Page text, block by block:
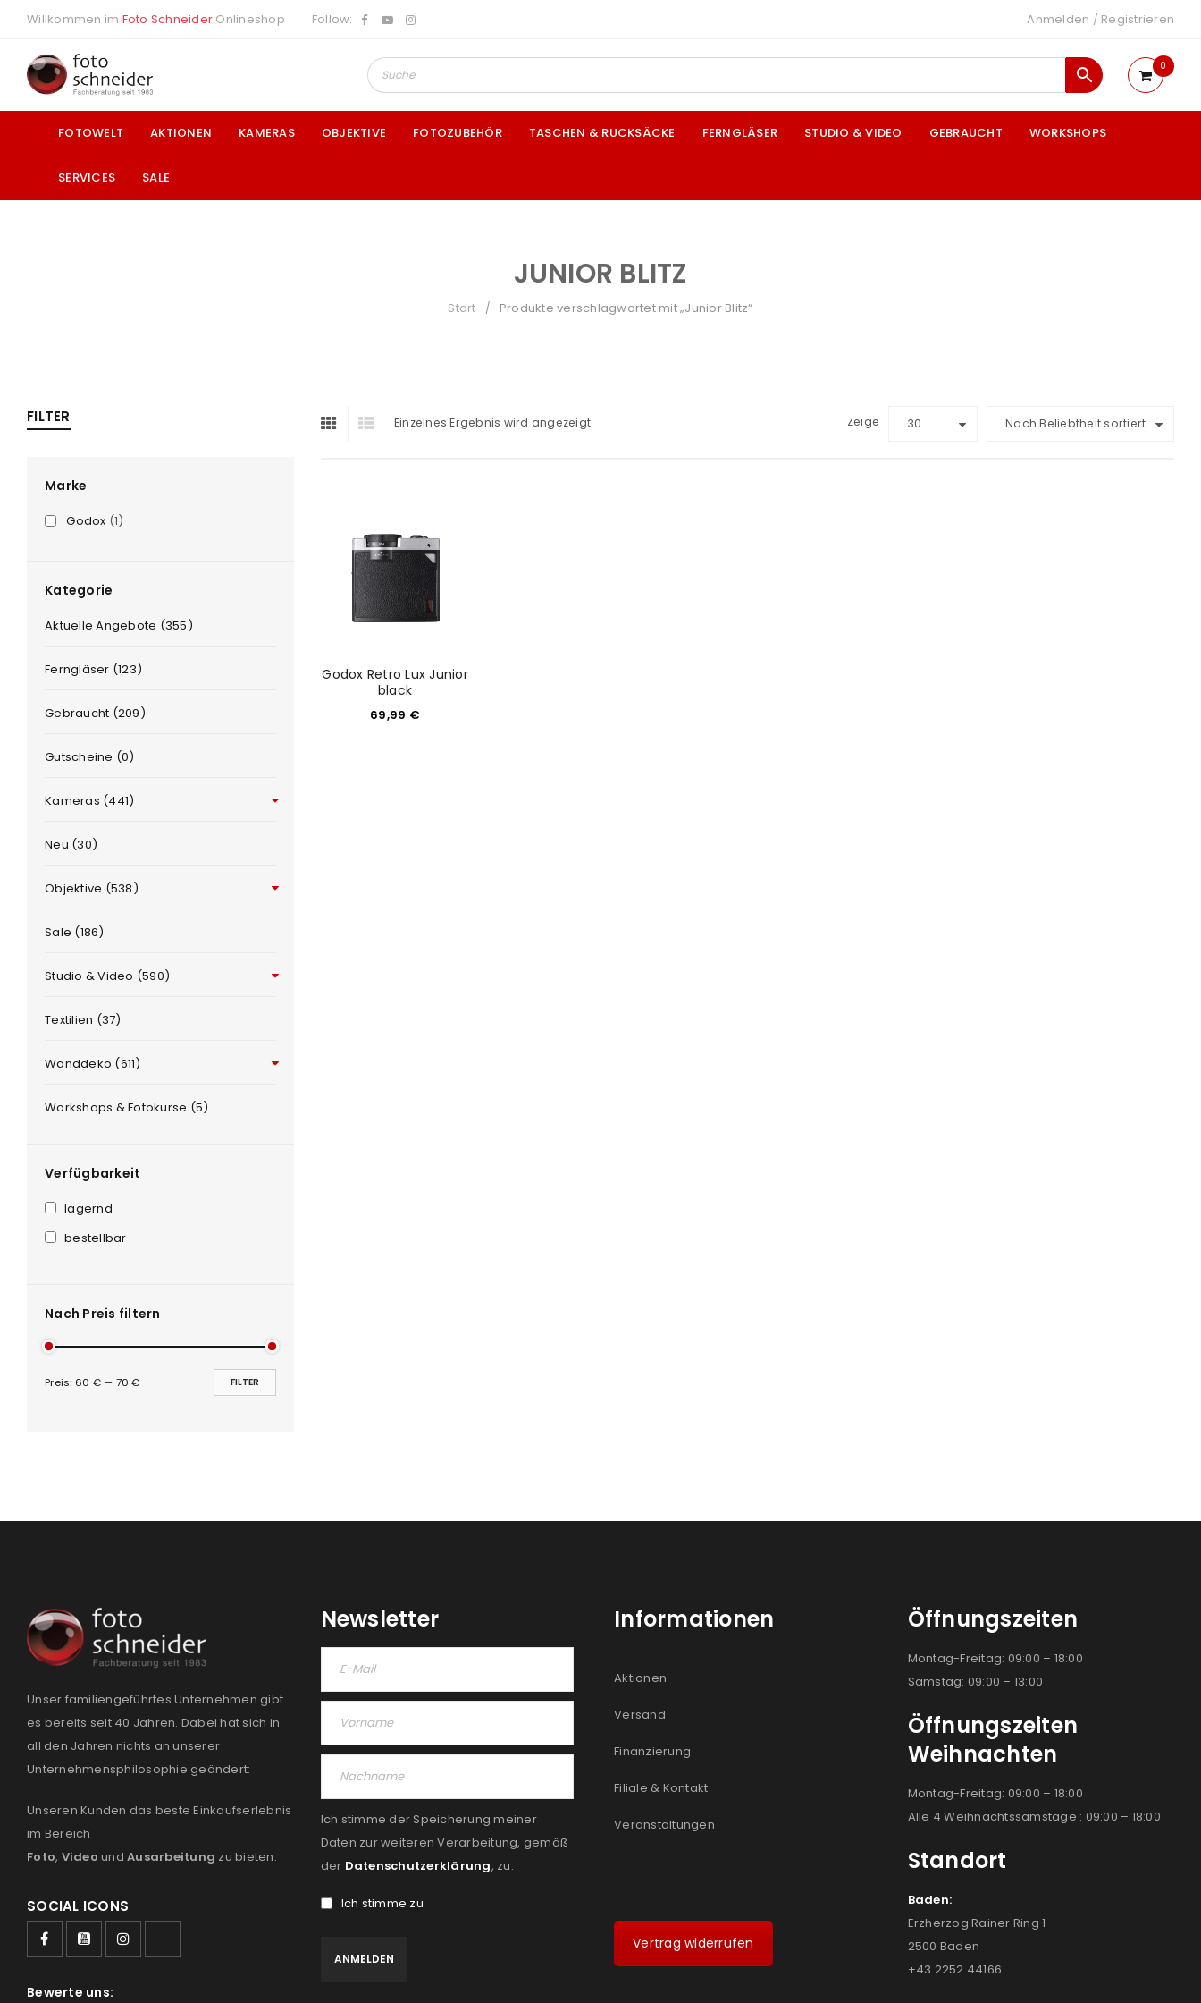
Passwort
Willkommen im Foto Schneider Onlineshop Follow: Anmelden / Registrieren
0
FOTOWELT AKTIONEN KAMERAS OBJEKTIVE FOTOZUBEHÖR TASCHEN & RUCKSÄCKE FERNGLÄSER STUDIO & VIDEO GEBRAUCHT WORKSHOPS
SERVICES SALE
JUNIOR BLITZ
Start / Produkte verschlagwortet mit „Junior Blitz“
FILTER
Marke
Godox (1)
Kategorie
Aktuelle Angebote (355)
Ferngläser (123)
Gebraucht (209)
Gutscheine (0)
Kameras (441)
Neu (30)
Objektive (538)
Sale (186)
Studio & Video (590)
Textilien (37)
Wanddeko (611)
Workshops & Fotokurse (5)
Verfügbarkeit
lagernd
bestellbar
Nach Preis filtern
FILTER
Preis: 60 €— 70 €
Einzelnes Ergebnis wird angezeigt Nach Beliebtheit sortiert
Zeige 30
Godox Retro Lux Junior
black
69,99 €
Unser familiengeführtes Unternehmen gibt
es bereits seit 40 Jahren. Dabei hat sich in
all den Jahren nichts an unserer
Unternehmensphilosophie geändert:
Unseren Kunden das beste Einkaufserlebnis
im Bereich
Foto, Video und Ausarbeitung zu bieten.
SOCIAL ICONS
Bewerte uns:
Newsletter
Ich stimme der Speicherung meiner
Daten zur weiteren Verarbeitung, gemäß
der Datenschutzerklärung, zu:
Ich stimme zu
Informationen
Aktionen
Versand
Finanzierung
Filiale & Kontakt
Veranstaltungen
Vertrag widerrufen
Öffnungszeiten
Montag-Freitag: 09:00 – 18:00
Samstag: 09:00 – 13:00
Öffnungszeiten
Weihnachten
Montag-Freitag: 09:00 – 18:00
Alle 4 Weihnachtssamstage : 09:00 – 18:00
Standort
Baden:
Erzherzog Rainer Ring 1
2500 Baden
+43 2252 44166